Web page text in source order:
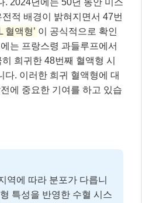
적 배경이 밝혀지면서 47번
혈액형’ 이 공식적으로 확인
는 프랑스령 과들루프에서
희귀한 48번째 혈액형 시
다. 이러한 희귀 혈액형에 대
에 중요한 기여를 하고 있습
에 따라 분포가 다릅니
특성을 반영한 수혈 시스